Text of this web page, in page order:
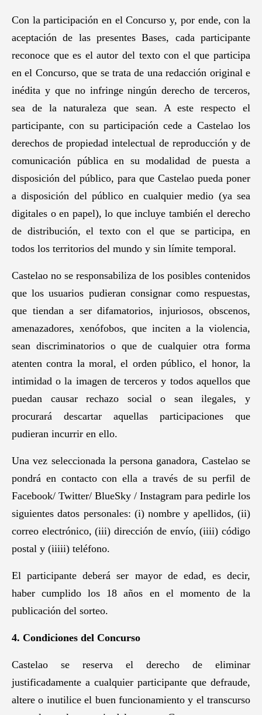
Con la participación en el Concurso y, por ende, con la
aceptación de las presentes Bases, cada participante
reconoce que es el autor del texto con el que participa
en el Concurso, que se trata de una redacción original e
inédita y que no infringe ningún derecho de terceros,
sea de la naturaleza que sean. A este respecto el
participante, con su participación cede a Castelao los
derechos de propiedad intelectual de reproducción y de
comunicación pública en su modalidad de puesta a
disposición del público, para que Castelao pueda poner
a disposición del público en cualquier medio (ya sea
digitales o en papel), lo que incluye también el derecho
de distribución, el texto con el que se participa, en
todos los territorios del mundo y sin límite temporal.
Castelao no se responsabiliza de los posibles contenidos
que los usuarios pudieran consignar como respuestas,
que tiendan a ser difamatorios, injuriosos, obscenos,
amenazadores, xenófobos, que inciten a la violencia,
sean discriminatorios o que de cualquier otra forma
atenten contra la moral, el orden público, el honor, la
intimidad o la imagen de terceros y todos aquellos que
puedan causar rechazo social o sean ilegales, y
procurará descartar aquellas participaciones que
pudieran incurrir en ello.
Una vez seleccionada la persona ganadora, Castelao se
pondrá en contacto con ella a través de su perfil de
Facebook/ Twitter/ BlueSky / Instagram para pedirle los
siguientes datos personales: (i) nombre y apellidos, (ii)
correo electrónico, (iii) dirección de envío, (iiii) código
postal y (iiiii) teléfono.
El participante deberá ser mayor de edad, es decir,
haber cumplido los 18 años en el momento de la
publicación del sorteo.
4. Condiciones del Concurso
Castelao se reserva el derecho de eliminar
justificadamente a cualquier participante que defraude,
altere o inutilice el buen funcionamiento y el transcurso